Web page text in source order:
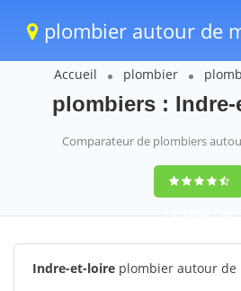
plombier autour de
Accueil plombier
plombiers : Indre-
Comparateur de plombiers
9,6(100%)1388
votes
Indre-et-loire plombier autour